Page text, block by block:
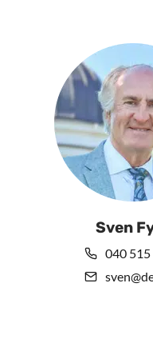
Sven
040